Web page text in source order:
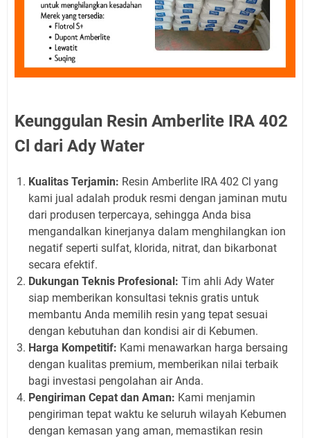
Keunggulan Resin Amberlite IRA 402
Cl dari Ady Water
Kualitas Terjamin: Resin Amberlite IRA 402 Cl yang
kami jual adalah produk resmi dengan jaminan mutu
dari produsen terpercaya, sehingga Anda bisa
mengandalkan kinerjanya dalam menghilangkan ion
negatif seperti sulfat, klorida, nitrat, dan bikarbonat
secara efektif.
Dukungan Teknis Profesional: Tim ahli Ady Water
siap memberikan konsultasi teknis gratis untuk
membantu Anda memilih resin yang tepat sesuai
dengan kebutuhan dan kondisi air di Kebumen.
Harga Kompetitif: Kami menawarkan harga bersaing
dengan kualitas premium, memberikan nilai terbaik
bagi investasi pengolahan air Anda.
Pengiriman Cepat dan Aman: Kami menjamin
pengiriman tepat waktu ke seluruh wilayah Kebumen
dengan kemasan yang aman, memastikan resin